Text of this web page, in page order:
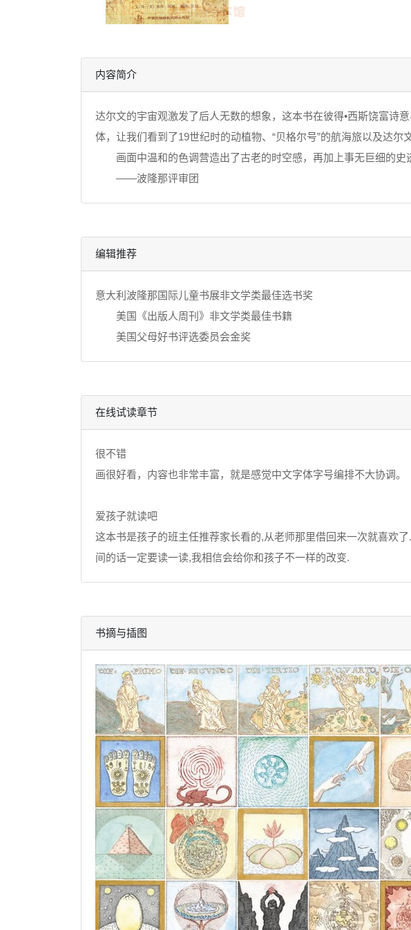
内容简介
达尔文的宇宙观激发了后人无数的想象，这本书在彼得•西斯饶富诗
体，让我们看到了19世纪时的动植物、“贝格尔号”的航海旅以及达
画面中温和的色调营造出了古老的时空感，再加上事无巨细的史
——波隆那评审团
编辑推荐
意大利波隆那国际儿童书展非文学类最佳选书奖
美国《出版人周刊》非文学类最佳书籍
美国父母好书评选委员会金奖
在线试读章节
很不错
画很好看，内容也非常丰富，就是感觉中文字体字号编排不大协调。
爱孩子就读吧
这本书是孩子的班主任推荐家长看的,从老师那里借回来一次就喜欢
间的话一定要读一读,我相信会给你和孩子不一样的改变.
书摘与插图